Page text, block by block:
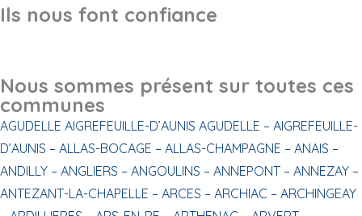
Ils nous font confiance
Nous sommes présent sur toutes ces
communes
AGUDELLE AIGREFEUILLE-D’AUNIS AGUDELLE – AIGREFEUILLE-
D’AUNIS – ALLAS-BOCAGE – ALLAS-CHAMPAGNE – ANAIS –
ANDILLY – ANGLIERS – ANGOULINS – ANNEPONT – ANNEZAY –
ANTEZANT-LA-CHAPELLE – ARCES – ARCHIAC – ARCHINGEAY